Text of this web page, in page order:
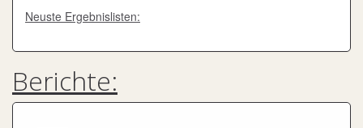
Neuste Ergebnislisten:
Berichte: